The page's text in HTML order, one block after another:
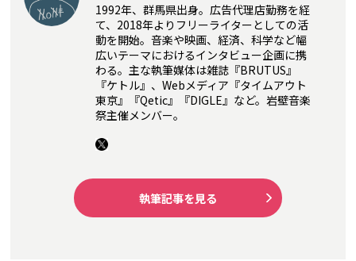
1992年、群馬県出身。広告代理店勤務を経
て、2018年よりフリーライターとしての活
動を開始。音楽や映画、経済、科学など幅
広いテーマにおけるインタビュー企画に携
わる。主な執筆媒体は雑誌『BRUTUS』
『ケトル』、Webメディア『タイムアウト
東京』『Qetic』『DIGLE』など。岩壁音楽
祭主催メンバー。
執筆記事を見る